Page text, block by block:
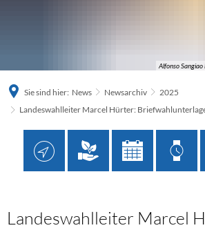
Alfonso
Sie sind hier: News Newsarchiv
2025
Landeswahlleiter Marcel Hürter:
Landeswahlleiter Marcel